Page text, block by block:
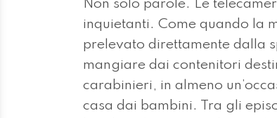
Non solo parole. Le
inquietanti. Come quando la
prelevato direttamente dalla
mangiare dai contenitori
carabinieri, in almeno
casa dai bambini. Tra gli